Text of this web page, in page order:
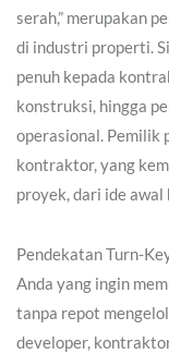
serah,” merupakan
di industri properti.
penuh kepada
konstruksi, hingga
operasional. Pemilik
kontraktor, yang
proyek, dari ide
Pendekatan Turn-
Anda yang ingin
tanpa repot
developer,